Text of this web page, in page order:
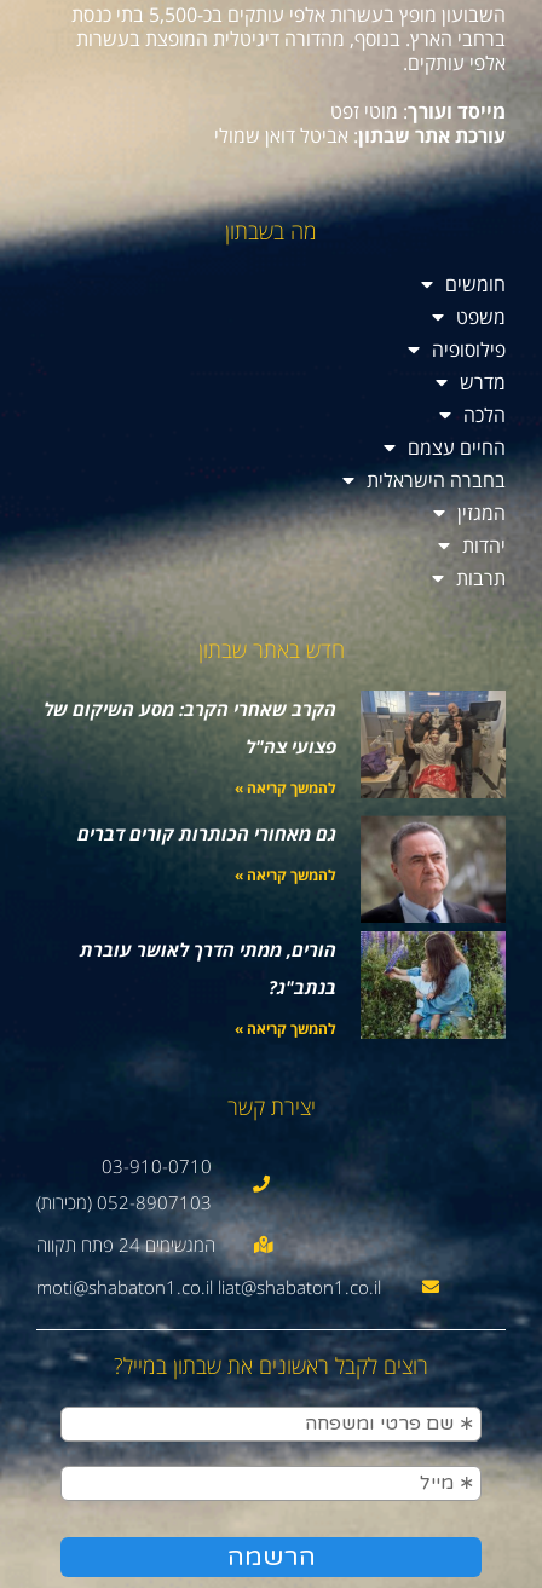
השבועון מופץ בעשרות אלפי עותקים בכ-5,500 בתי כנסת
ברחבי הארץ. בנוסף, מהדורה דיגיטלית המופצת בעשרות
אלפי עותקים.
מייסד ועורך: מוטי זפט
עורכת אתר שבתון: אביטל דואן שמולי
מה בשבתון
חומשים
משפט
פילוסופיה
מדרש
הלכה
החיים עצמם
בחברה הישראלית
המגזין
יהדות
תרבות
חדש באתר שבתון
הקרב שאחרי הקרב: מסע השיקום של
פצועי צה"ל
להמשך קריאה »
גם מאחורי הכותרות קורים דברים
להמשך קריאה »
הורים, ממתי הדרך לאושר עוברת
בנתב"ג?
להמשך קריאה »
יצירת קשר
03-910-0710
052-8907103 (מכירות)
moti@shabaton1.co.il liat@shabaton1.co.il
רוצים לקבל ראשונים את שבתון במייל?